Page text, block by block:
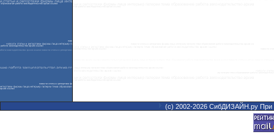
(с) 2002-2026 СибДИЗАЙН.ру При